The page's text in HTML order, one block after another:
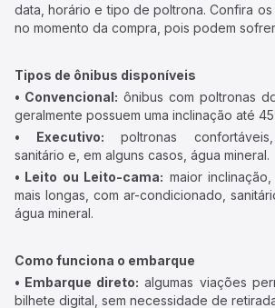
data, horário e tipo de poltrona. Confira
no momento da compra, pois podem
Tipos de ônibus disponíveis
• Convencional: ônibus com poltronas
geralmente possuem uma inclinação até
• Executivo: poltronas confortáveis,
sanitário e, em alguns casos, água mineral.
• Leito ou Leito-cama: maior
mais longas, com ar-condicionado,
água mineral.
Como funciona o embarque
• Embarque direto: algumas viações
bilhete digital, sem necessidade de